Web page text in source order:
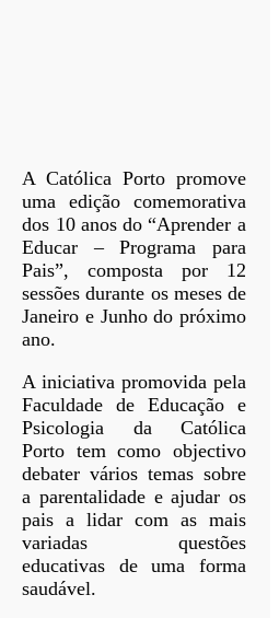
A Católica Porto promove
uma edição comemorativa
dos 10 anos do “Aprender a
Educar – Programa para
Pais”, composta por 12
sessões durante os meses de
Janeiro e Junho do próximo
ano.
A iniciativa promovida pela
Faculdade de Educação e
Psicologia da Católica
Porto tem como objectivo
debater vários temas sobre
a parentalidade e ajudar os
pais a lidar com as mais
variadas questões
educativas de uma forma
saudável.